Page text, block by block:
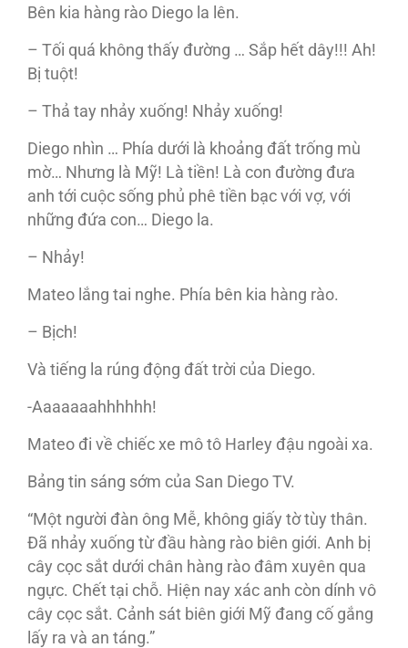
Bên kia hàng rào Diego la lên.
– Tối quá không thấy đường … Sắp hết dây!!! Ah!
Bị tuột!
– Thả tay nhảy xuống! Nhảy xuống!
Diego nhìn … Phía dưới là khoảng đất trống mù
mờ… Nhưng là Mỹ! Là tiền! Là con đường đưa
anh tới cuộc sống phủ phê tiền bạc với vợ, với
những đứa con… Diego la.
– Nhảy!
Mateo lắng tai nghe. Phía bên kia hàng rào.
– Bịch!
Và tiếng la rúng động đất trời của Diego.
-Aaaaaaahhhhhh!
Mateo đi về chiếc xe mô tô Harley đậu ngoài xa.
Bảng tin sáng sớm của San Diego TV.
“Một người đàn ông Mễ, không giấy tờ tùy thân.
Đã nhảy xuống từ đầu hàng rào biên giới. Anh bị
cây cọc sắt dưới chân hàng rào đâm xuyên qua
ngực. Chết tại chỗ. Hiện nay xác anh còn dính vô
cây cọc sắt. Cảnh sát biên giới Mỹ đang cố gắng
lấy ra và an táng.”